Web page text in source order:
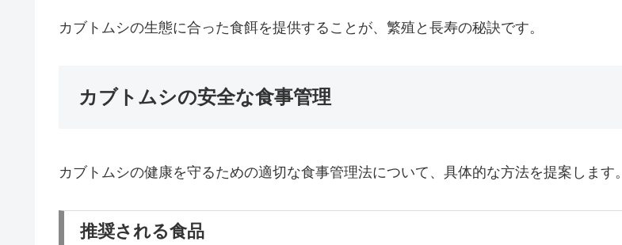
カブトムシの生態に合った食餌を提供することが、繁殖と長寿の秘訣です。
カブトムシの安全な食事管理
カブトムシの健康を守るための適切な食事管理法について、具体的な方法を提案します。
推奨される食品